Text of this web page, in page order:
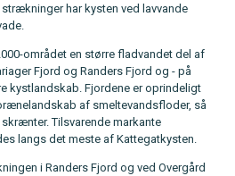
har kysten ved lavvande
området en større fladvandet del af
Fjord og Randers Fjord og - på
kystlandskab. Fjordene er oprindeligt
af smeltevandsfloder, så
Tilsvarende markante
langs det meste af Kattegatkysten.
i Randers Fjord og ved Overgård